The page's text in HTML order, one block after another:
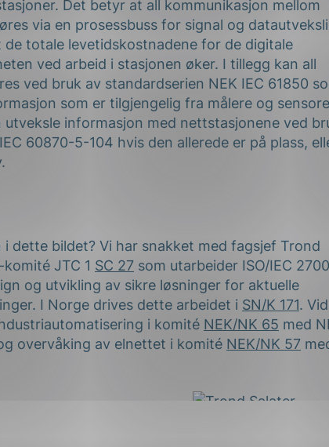
Det betyr at all kommunikasjon mellom
via en prosessbuss for signal og
totale levetidskostnadene for de digitale
ved arbeid i stasjonen øker. I tillegg kan all
ved bruk av standardserien NEK IEC 61850
som er tilgjengelig fra målere og
informasjon med nettstasjonene ved
60870-5-104 hvis den allerede er på plass,
dette bildet? Vi har snakket med fagsjef Trond
JTC 1 SC 27 som utarbeider ISO/IEC
og utvikling av sikre løsninger for aktuelle
I Norge drives dette arbeidet i SN/K 171.
i komité NEK/NK 65 med
overvåking av elnettet i komité NEK/NK 57